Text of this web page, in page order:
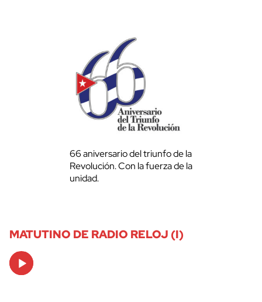
66 aniversario del triunfo de la
Revolución. Con la fuerza de la
unidad.
MATUTINO DE RADIO RELOJ (I)
Audio
Player